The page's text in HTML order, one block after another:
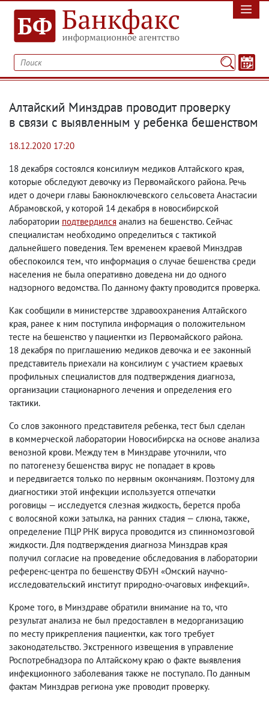
Алтайский Минздрав проводит проверку
в связи с выявленным у ребенка бешенством
18.12.2020 17:20
18 декабря состоялся консилиум медиков Алтайского края,
которые обследуют девочку из Первомайского района. Речь
идет о дочери главы Баюноключевского сельсовета Анастасии
Абрамовской, у которой 14 декабря в новосибирской
лаборатории подтвердился анализ на бешенство. Сейчас
специалистам необходимо определиться с тактикой
дальнейшего поведения. Тем временем краевой Минздрав
обеспокоился тем, что информация о случае бешенства среди
населения не была оперативно доведена ни до одного
надзорного ведомства. По данному факту проводится проверка.
Как сообщили в министерстве здравоохранения Алтайского
края, ранее к ним поступила информация о положительном
тесте на бешенство у пациентки из Первомайского района.
18 декабря по приглашению медиков девочка и ее законный
представитель приехали на консилиум с участием краевых
профильных специалистов для подтверждения диагноза,
организации стационарного лечения и определения его
тактики.
Со слов законного представителя ребенка, тест был сделан
в коммерческой лаборатории Новосибирска на основе анализа
венозной крови. Между тем в Минздраве уточнили, что
по патогенезу бешенства вирус не попадает в кровь
и передвигается только по нервным окончаниям. Поэтому для
диагностики этой инфекции используется отпечатки
роговицы — исследуется слезная жидкость, берется проба
с волосяной кожи затылка, на ранних стадия — слюна, также,
определение ПЦР РНК вируса проводится из спинномозговой
жидкости. Для подтверждения диагноза Минздрав края
получил согласие на проведение обследования в лаборатории
референс-центра по бешенству ФБУН «Омский научно-
исследовательский институт природно-очаговых инфекций».
Кроме того, в Минздраве обратили внимание на то, что
результат анализа не был предоставлен в медорганизацию
по месту прикрепления пациентки, как того требует
законодательство. Экстренного извещения в управление
Роспотребнадзора по Алтайскому краю о факте выявления
инфекционного заболевания также не поступало. По данным
фактам Минздрав региона уже проводит проверку.